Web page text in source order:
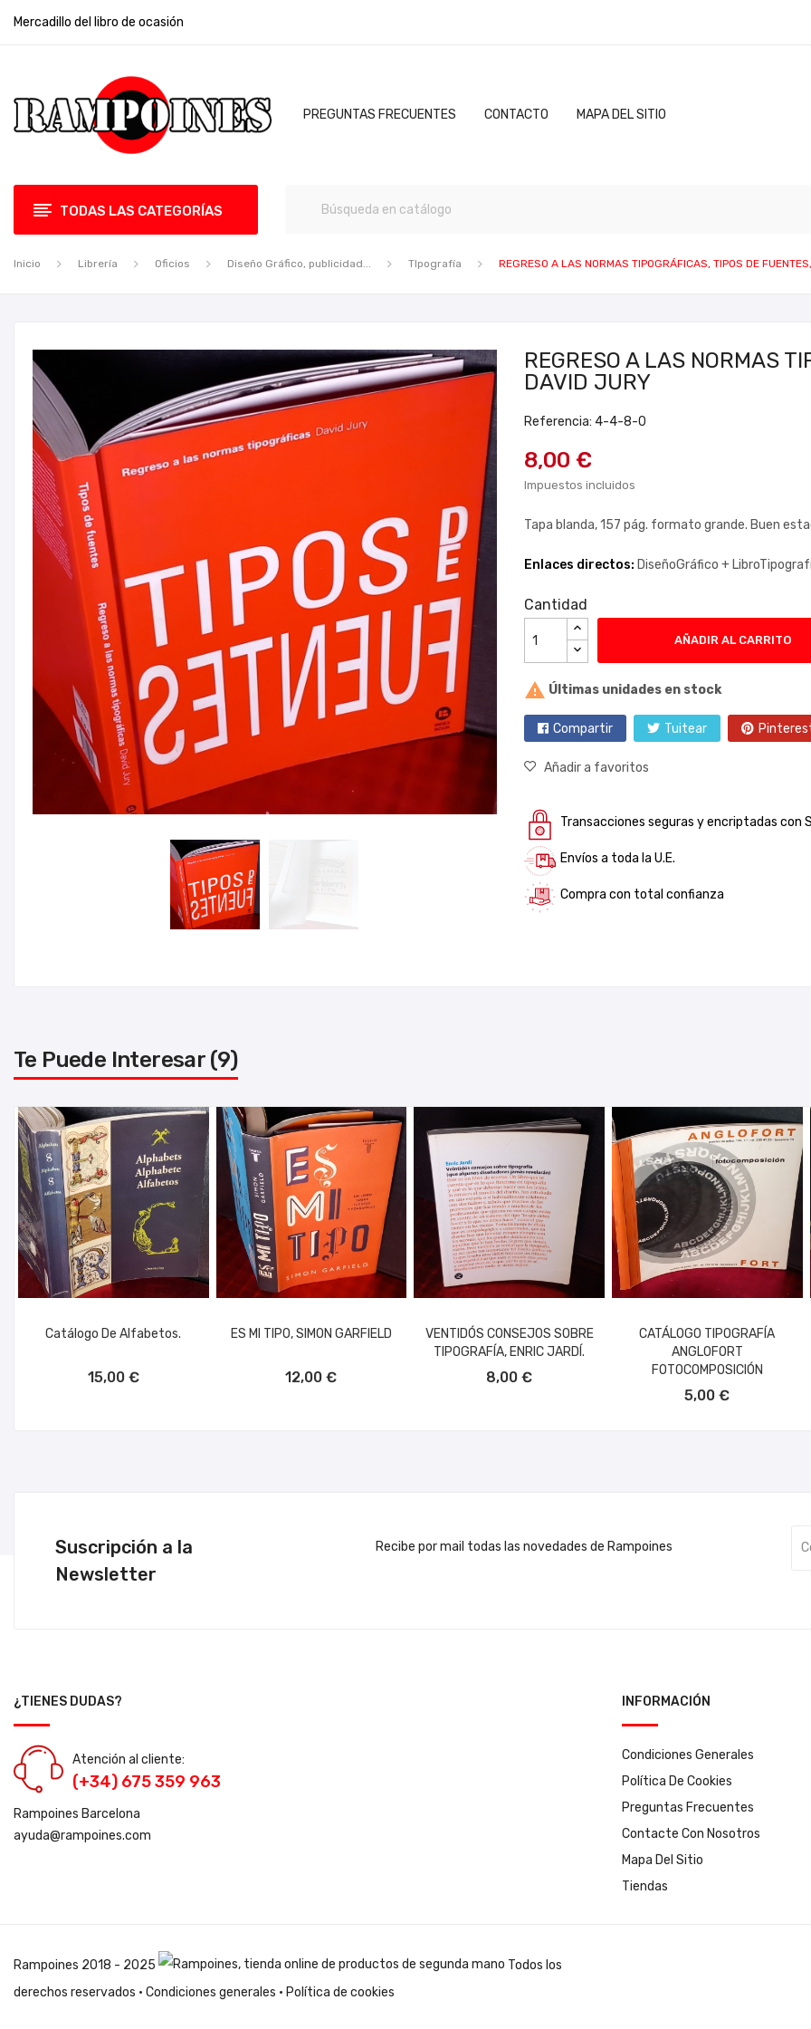
Mercadillo del libro de ocasión
PREGUNTAS FRECUENTES CONTACTO MAPA DEL SITIO
TODAS LAS CATEGORÍAS
Inicio Librería Oficios Diseño Gráfico, publicidad... TIpografía REGRESO A LAS NORMAS TIPOGRÁFICAS, TIPOS DE
REGRESO A LAS NORMAS
DAVID JURY
Referencia: 4-4-8-0
8,00 €
Impuestos incluidos
Tapa blanda, 157 pág. formato grande. Buen
Enlaces directos: DiseñoGráfico +
Cantidad
AÑADIR AL CARRITO
 Últimas unidades en stock
Compartir Tuitear
Añadir a favoritos
Transacciones seguras y encriptadas con
Envíos a toda la U.E.
Compra con total confianza
Te Puede Interesar (9)
Catálogo De Alfabetos.
15,00 €
ES MI TIPO, SIMON GARFIELD
12,00 €
VENTIDÓS CONSEJOS SOBRE
TIPOGRAFÍA, ENRIC JARDÍ.
8,00 €
CATÁLOGO TIPOGRAFÍA
ANGLOFORT
FOTOCOMPOSICIÓN
5,00 €
Suscripción a la
Newsletter
Recibe por mail todas las novedades de Rampoines
¿TIENES DUDAS?
Atención al cliente:
(+34) 675 359 963
Rampoines Barcelona
ayuda@rampoines.com
INFORMACIÓN
Condiciones Generales
Política De Cookies
Preguntas Frecuentes
Contacte Con Nosotros
Mapa Del Sitio
Tiendas
Rampoines 2018 - 2025
Todos los
derechos reservados · Condiciones generales · Política de cookies